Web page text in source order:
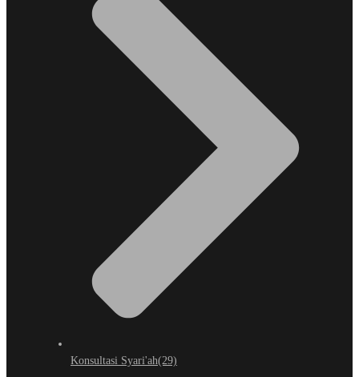
Konsultasi Syari'ah(29)